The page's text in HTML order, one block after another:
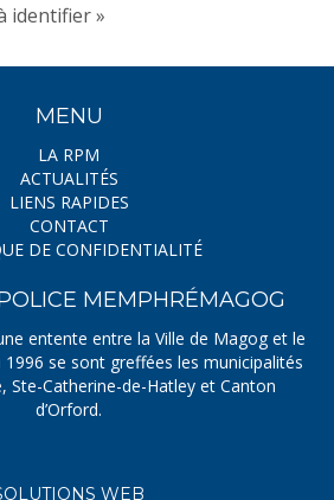
identifier »
MENU
LA RPM
ACTUALITÉS
LIENS RAPIDES
CONTACT
DE CONFIDENTIALITÉ
MEMPHRÉMAGOG
entente entre la Ville de Magog et le
se sont greffées les municipalités
Ste-Catherine-de-Hatley et Canton
d’Orford.
WEB